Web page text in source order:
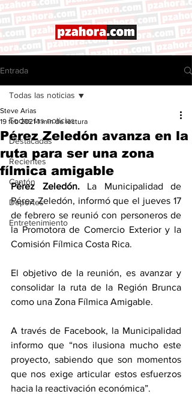
Entrada
Todas las noticias
Destacadas
Recientes
Cantón
Deportes
Entretenimiento
Todas las noticias
Pérez Zeledón avanza en la
ruta para ser una zona
fílmica amigable
Steve Arias
19 feb 2021 1 min de lectura
Pérez Zeledón. La Municipalidad de
Pérez Zeledón, informó que el jueves 17
de febrero se reunió con personeros de
la Promotora de Comercio Exterior y la
Comisión Fílmica Costa Rica.
El objetivo de la reunión, es avanzar y
consolidar la ruta de la Región Brunca
como una Zona Fílmica Amigable.
A través de Facebook, la Municipalidad
informo que “nos ilusiona mucho este
proyecto, sabiendo que son momentos
que nos exige articular estos esfuerzos
hacia la reactivación económica”.